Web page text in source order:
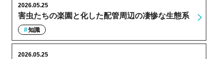
害虫たちの楽園と化した配管周辺の凄惨な生態系
2026.05.25
知識
2026.05.25